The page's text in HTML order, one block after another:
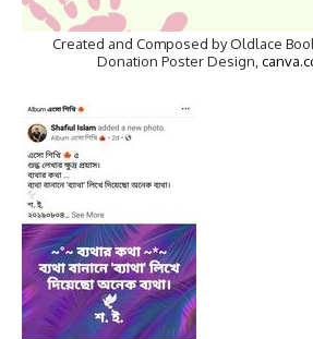
Created and Composed by Oldlace
Donation Poster Design,